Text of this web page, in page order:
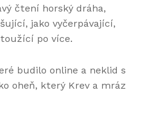
čtení horský dráha,
jako vyčerpávající,
po více.
budilo online a neklid s
oheň, který Krev a mráz